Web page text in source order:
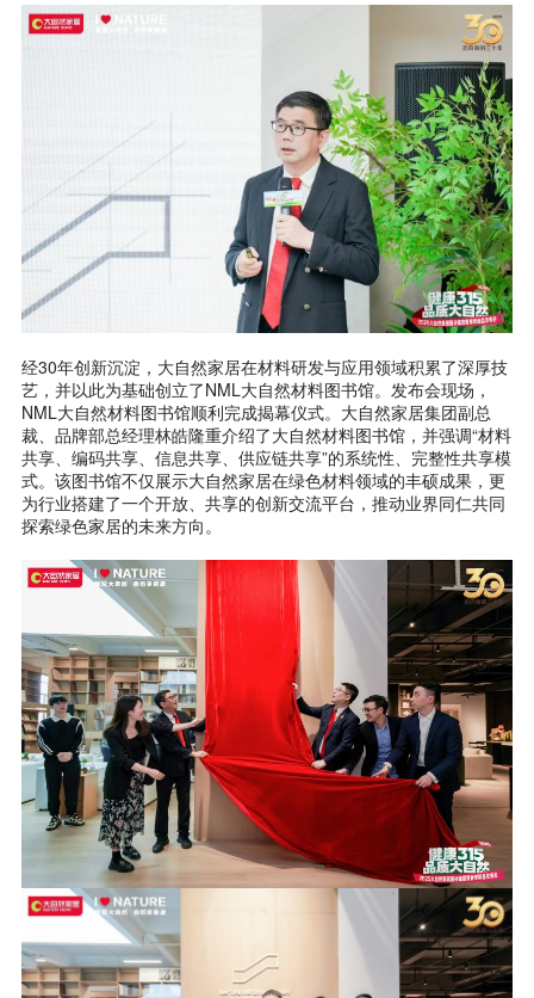
经30年创新沉淀，大自然家居在材料研发与应用领域积累了深厚技
艺，并以此为基础创立了NML大自然材料图书馆。发布会现场，
NML大自然材料图书馆顺利完成揭幕仪式。大自然家居集团副总
裁、品牌部总经理林皓隆重介绍了大自然材料图书馆，并强调“材料
共享、编码共享、信息共享、供应链共享”的系统性、完整性共享模
式。该图书馆不仅展示大自然家居在绿色材料领域的丰硕成果，更
为行业搭建了一个开放、共享的创新交流平台，推动业界同仁共同
探索绿色家居的未来方向。